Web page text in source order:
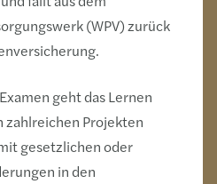
(WPV) zurück
geht das Lernen
Projekten
gesetzlichen oder
in den